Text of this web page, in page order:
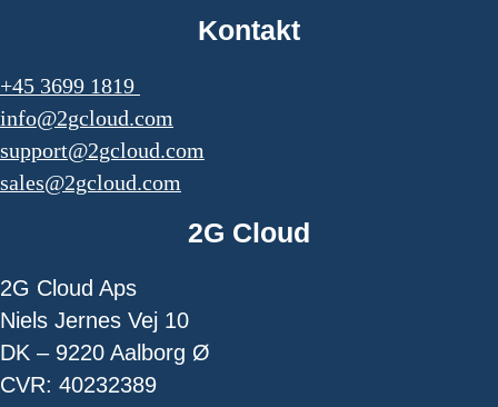
Kontakt
+45 3699 1819
info@2gcloud.com
support@2gcloud.com
sales@2gcloud.com
2G Cloud
2G Cloud Aps
Niels Jernes Vej 10
DK – 9220 Aalborg Ø
CVR: 40232389